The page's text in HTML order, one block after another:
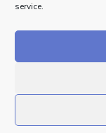
service.
Comédie, lu
pas